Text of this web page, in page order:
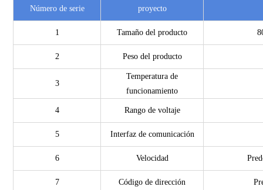
Número de serie proyecto
1 Tamaño del producto
2 Peso del producto
3
Temperatura de
funcionamiento
4 Rango de voltaje
5 Interfaz de comunicación
6 Velocidad
7 Código de dirección